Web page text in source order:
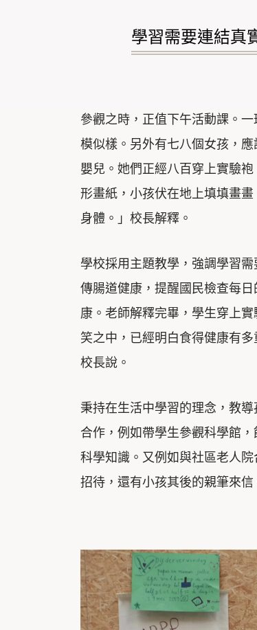
學習需要連結真
參觀之時，正值下午活動課。
模似樣。另外有七八個女孩，
嬰兒。她們正經八百穿上實驗
形畫紙，小孩伏在地上填填畫
身體。」校長解釋。
學校採用主題教學，強調學習
傳腸道健康，提醒國民檢查每
康。老師解釋完畢，學生穿上
笑之中，已經明白食得健康有
校長說。
秉持在生活中學習的理念，教
合作，例如帶學生參觀科學館
科學知識。又例如與社區老人
招待，還有小孩其後的親筆來信